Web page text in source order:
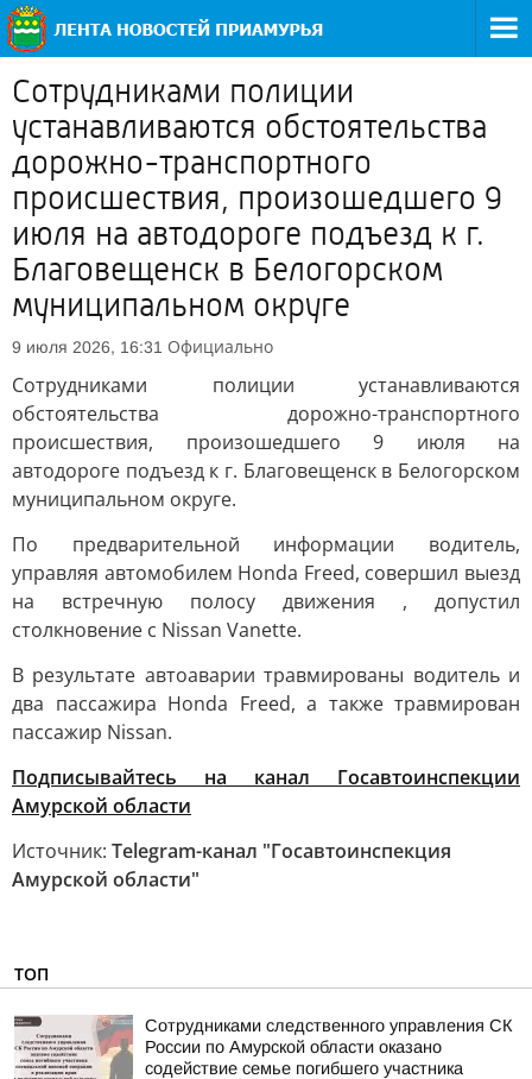
Сотрудниками полиции
устанавливаются обстоятельства
дорожно-транспортного
происшествия, произошедшего 9
июля на автодороге подъезд к г.
Благовещенск в Белогорском
муниципальном округе
9 июля 2026, 16:31 Официально
Сотрудниками полиции устанавливаются
обстоятельства дорожно-транспортного
происшествия, произошедшего 9 июля на
автодороге подъезд к г. Благовещенск в Белогорском
муниципальном округе.
По предварительной информации водитель,
управляя автомобилем Honda Freed, совершил выезд
на встречную полосу движения , допустил
столкновение с Nissan Vanette.
В результате автоаварии травмированы водитель и
два пассажира Honda Freed, а также травмирован
пассажир Nissan.
Подписывайтесь на канал Госавтоинспекции
Амурской области
Источник: Telegram-канал "Госавтоинспекция
Амурской области"
ТОП
Сотрудниками следственного управления СК
России по Амурской области оказано
содействие семье погибшего участника